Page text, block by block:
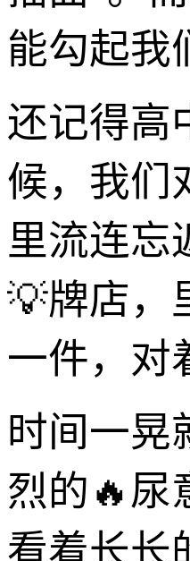
能勾起我
还记得高
候，我们
里流连忘
💡牌店，
一件，对
时间一晃
烈的🔥尿
看着长长